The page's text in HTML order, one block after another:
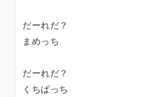
だーれだ？
まめっち
だーれだ？
くちぱっち